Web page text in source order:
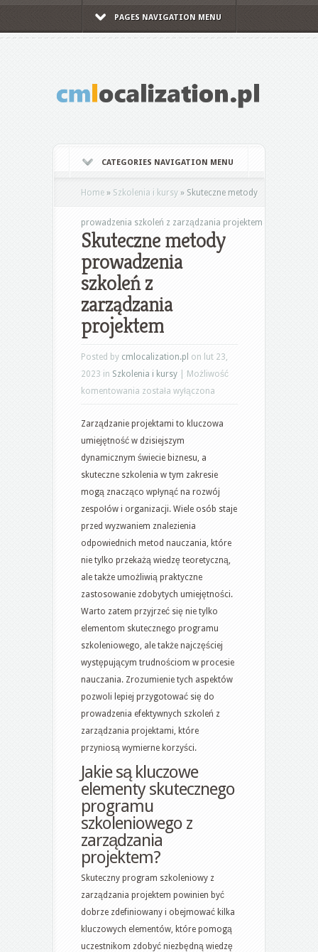
PAGES NAVIGATION MENU
CATEGORIES NAVIGATION MENU
Home » Szkolenia i kursy » Skuteczne metody
prowadzenia szkoleń z zarządzania projektem
Skuteczne metody
prowadzenia
szkoleń z
zarządzania
projektem
Posted by cmlocalization.pl on lut 23,
2023 in Szkolenia i kursy
Możliwość
komentowania Skuteczne
prowadzenia
szkoleń
z
zarządzania
projektem
została wyłączona
Zarządzanie projektami to kluczowa
umiejętność w dzisiejszym
dynamicznym świecie biznesu, a
skuteczne szkolenia w tym zakresie
mogą znacząco wpłynąć na rozwój
zespołów i organizacji. Wiele osób staje
przed wyzwaniem znalezienia
odpowiednich metod nauczania, które
nie tylko przekażą wiedzę teoretyczną,
ale także umożliwią praktyczne
zastosowanie zdobytych umiejętności.
Warto zatem przyjrzeć się nie tylko
elementom skutecznego programu
szkoleniowego, ale także najczęściej
występującym trudnościom w procesie
nauczania. Zrozumienie tych aspektów
pozwoli lepiej przygotować się do
prowadzenia efektywnych szkoleń z
zarządzania projektami, które
przyniosą wymierne korzyści.
Jakie są kluczowe
elementy skutecznego
programu
szkoleniowego z
zarządzania
projektem?
Skuteczny program szkoleniowy z
zarządzania projektem powinien być
dobrze zdefiniowany i obejmować kilka
kluczowych elementów, które pomogą
uczestnikom zdobyć niezbędną wiedzę